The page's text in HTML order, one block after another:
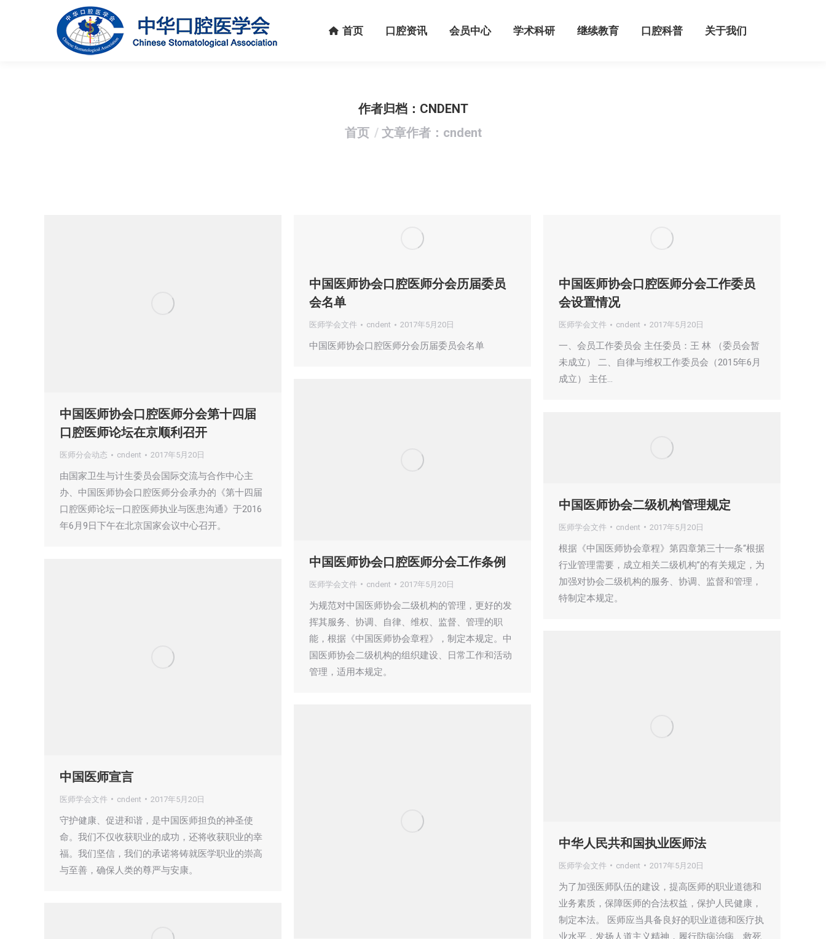
首页 口腔资讯 会员中心 学术科研 继续教育 口腔科普 关于我们
作者归档： CNDENT
您在这里：
首页 文章作者：cndent
中国医师协会口腔医师分会第十四届
口腔医师论坛在京顺利召开
医师分会动态 cndent 2017年5月20日
由国家卫生与计生委员会国际交流与合作中心主
办、中国医师协会口腔医师分会承办的《第十四届
口腔医师论坛—口腔医师执业与医患沟通》于2016
年6月9日下午在北京国家会议中心召开。
中国医师协会口腔医师分会历届委员
会名单
医师学会文件 cndent 2017年5月20日
中国医师协会口腔医师分会历届委员会名单
中国医师协会口腔医师分会工作委员
会设置情况
医师学会文件 cndent 2017年5月20日
一、会员工作委员会 主任委员：王 林 （委员会暂
未成立） 二、自律与维权工作委员会（2015年6月
成立） 主任…
中国医师协会口腔医师分会工作条例
医师学会文件 cndent 2017年5月20日
为规范对中国医师协会二级机构的管理，更好的发
挥其服务、协调、自律、维权、监督、管理的职
能，根据《中国医师协会章程》，制定本规定。中
国医师协会二级机构的组织建设、日常工作和活动
管理，适用本规定。
中国医师协会二级机构管理规定
医师学会文件 cndent 2017年5月20日
根据《中国医师协会章程》第四章第三十一条“根据
行业管理需要，成立相关二级机构”的有关规定，为
加强对协会二级机构的服务、协调、监督和管理，
特制定本规定。
中国医师宣言
医师学会文件 cndent 2017年5月20日
守护健康、促进和谐，是中国医师担负的神圣使
命。我们不仅收获职业的成功，还将收获职业的幸
福。我们坚信，我们的承诺将铸就医学职业的崇高
与至善，确保人类的尊严与安康。
中华人民共和国执业医师法
医师学会文件 cndent 2017年5月20日
为了加强医师队伍的建设，提高医师的职业道德和
业务素质，保障医师的合法权益，保护人民健康，
制定本法。 医师应当具备良好的职业道德和医疗执
业水平，发扬人道主义精神，履行防病治病、救死